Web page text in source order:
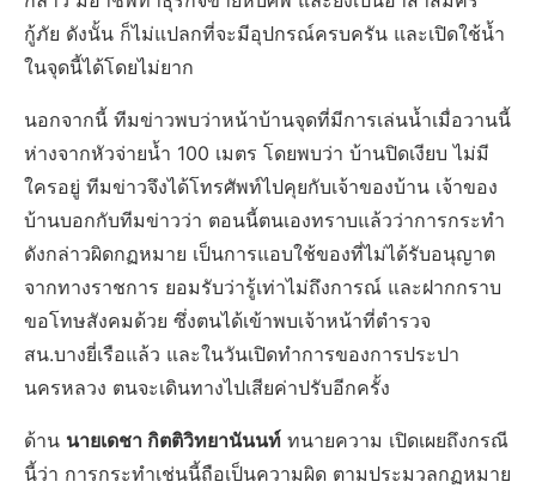
กู้ภัย ดังนั้น ก็ไม่แปลกที่จะมีอุปกรณ์ครบครัน และเปิดใช้น้ำ
ในจุดนี้ได้โดยไม่ยาก
นอกจากนี้ ทีมข่าวพบว่าหน้าบ้านจุดที่มีการเล่นน้ำเมื่อวานนี้
ห่างจากหัวจ่ายน้ำ 100 เมตร โดยพบว่า บ้านปิดเงียบ ไม่มี
ใครอยู่ ทีมข่าวจึงได้โทรศัพท์ไปคุยกับเจ้าของบ้าน เจ้าของ
บ้านบอกกับทีมข่าวว่า ตอนนี้ตนเองทราบแล้วว่าการกระทำ
ดังกล่าวผิดกฏหมาย เป็นการแอบใช้ของที่ไม่ได้รับอนุญาต
จากทางราชการ ยอมรับว่ารู้เท่าไม่ถึงการณ์ และฝากกราบ
ขอโทษสังคมด้วย ซึ่งตนได้เข้าพบเจ้าหน้าที่ตำรวจ
สน.บางยี่เรือแล้ว และในวันเปิดทำการของการประปา
นครหลวง ตนจะเดินทางไปเสียค่าปรับอีกครั้ง
ด้าน นายเดชา กิตติวิทยานันนท์ ทนายความ เปิดเผยถึงกรณี
นี้ว่า การกระทำเช่นนี้ถือเป็นความผิด ตามประมวลกฏหมาย